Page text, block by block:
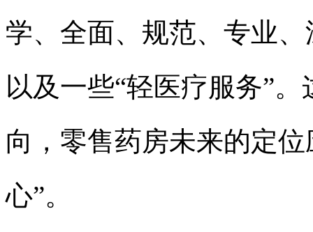
学、全面、规范、专业
以及一些“轻医疗服务”
向，零售药房未来的定
心”。